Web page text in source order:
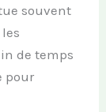
souvent
de temps
pour